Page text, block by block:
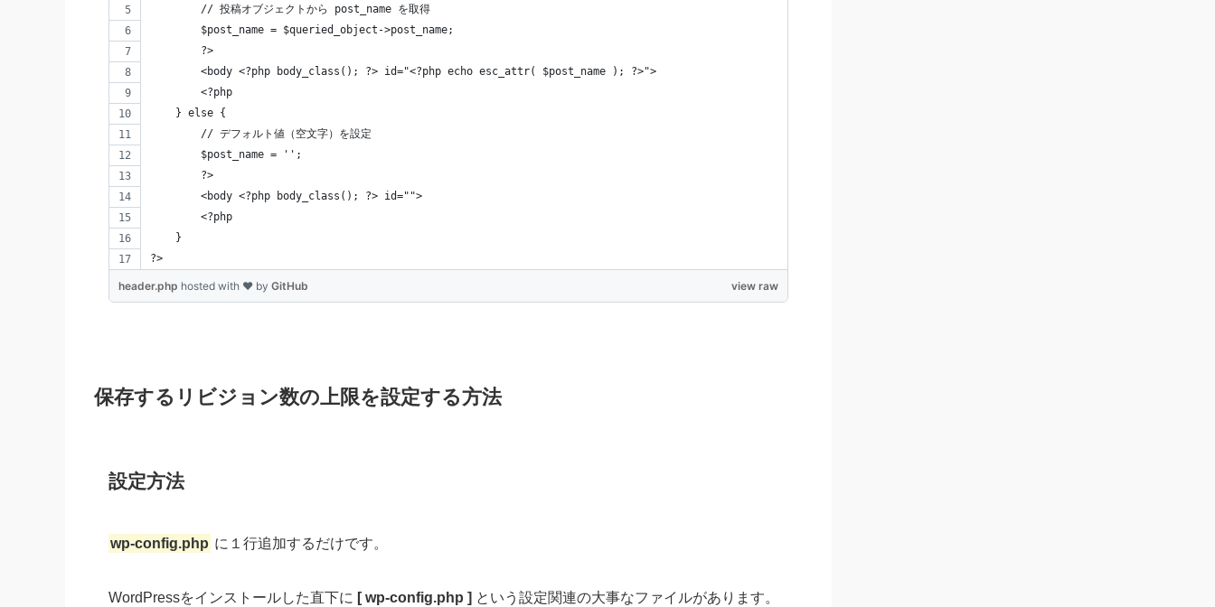
        // 投稿オブジェクトから post_name を取得
        $post_name = $queried_object->post_name;
        ?>
        <body <?php body_class(); ?> id="<?php echo esc_attr( $post_name ); ?>">
        <?php
    } else {
        // デフォルト値（空文字）を設定
        $post_name = '';
        ?>
        <body <?php body_class(); ?> id="">
        <?php
    }
?>
view raw
header.php hosted with ❤ by GitHub
保存するリビジョン数の上限を設定する方法
設定方法
wp-config.php に１行追加するだけです。
WordPressをインストールした直下に [ wp-config.php ] という設定関連の大事なファイルがあります。